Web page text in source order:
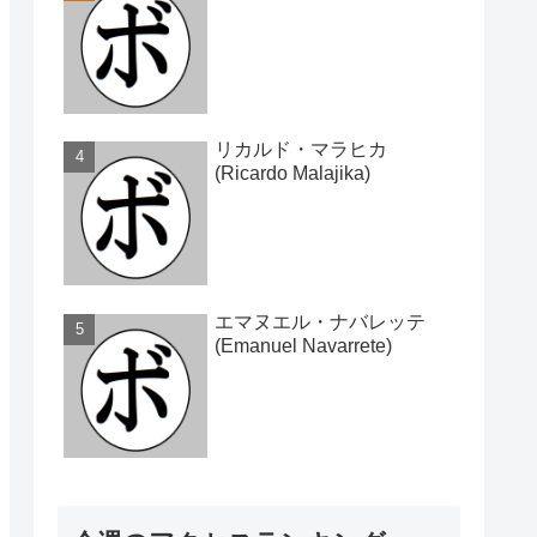
リカルド・マラヒカ
(Ricardo Malajika)
エマヌエル・ナバレッテ
(Emanuel Navarrete)